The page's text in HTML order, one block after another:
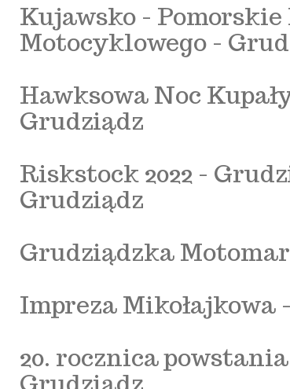
Kujawsko - Pomorskie
Motocyklowego -
Hawksowa Noc
Grudziądz
Riskstock 2022 -
Grudziądz
Grudziądzka
Impreza Mikołajkowa
20. rocznica